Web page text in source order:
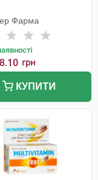
Фарма
грн
КУПИТИ